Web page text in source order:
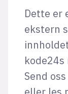
Dette er
ekstern
kode24s
Send